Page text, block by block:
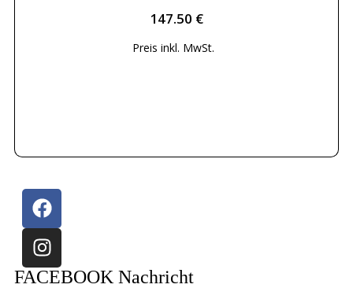
147.50 €
Preis inkl. MwSt.
FACEBOOK Nachricht